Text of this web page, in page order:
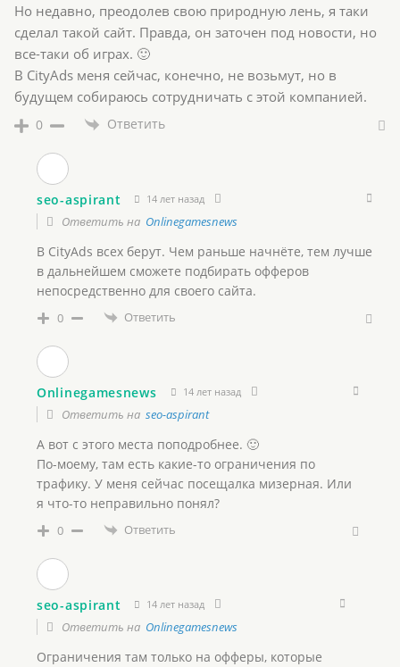
Но недавно, преодолев свою природную лень, я таки
сделал такой сайт. Правда, он заточен под новости, но
все-таки об играх. 🙂
В CityAds меня сейчас, конечно, не возьмут, но в
будущем собираюсь сотрудничать с этой компанией.
0 Ответить
seo-aspirant 14 лет назад
Ответить на Onlinegamesnews
В CityAds всех берут. Чем раньше начнёте, тем лучше
в дальнейшем сможете подбирать офферов
непосредственно для своего сайта.
0 Ответить
Onlinegamesnews 14 лет назад
Ответить на seo-aspirant
А вот с этого места поподробнее. 🙂
По-моему, там есть какие-то ограничения по
трафику. У меня сейчас посещалка мизерная. Или
я что-то неправильно понял?
0 Ответить
seo-aspirant 14 лет назад
Ответить на Onlinegamesnews
Ограничения там только на офферы, которые